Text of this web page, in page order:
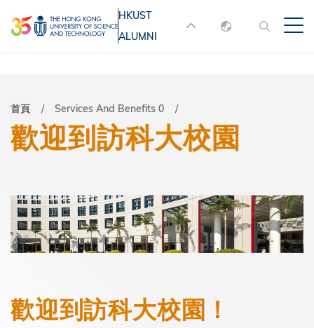
至
主
MORE ABOUT HKUST
UNIVERSITY NEWS
ACADEMIC
LIFE@HKUST
MAP & DIRECTIONS JOBS@HKUST
HKUST
ALUMNI
English
導
航
結
首頁 Services And Benefits 0
歡迎到訪科大校園
歡迎到訪科大校園！